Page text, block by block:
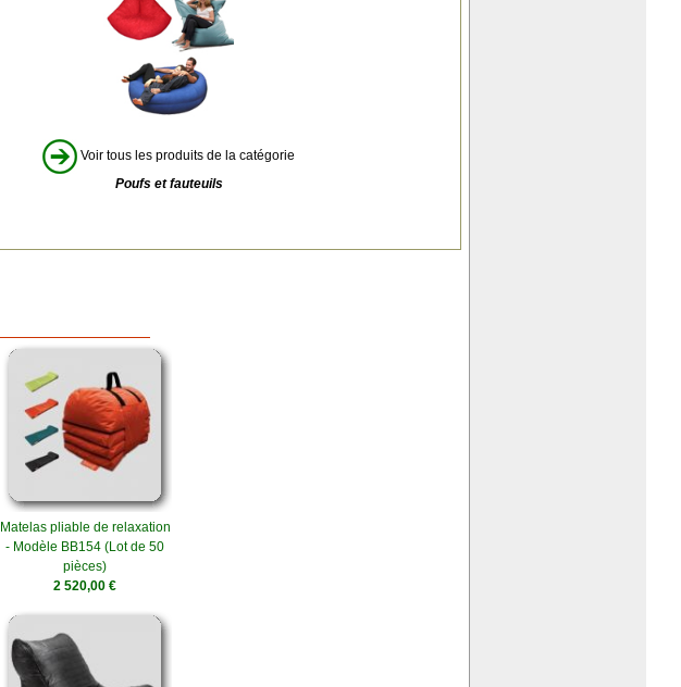
Voir tous les produits de la catégorie
Poufs et fauteuils
Matelas pliable de relaxation
- Modèle BB154 (Lot de 50
pièces)
2 520,00 €